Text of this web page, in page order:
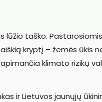
lūžio taško.
kryptį – žemės ūkis
klimato rizikų
ir Lietuvos jaunųjų